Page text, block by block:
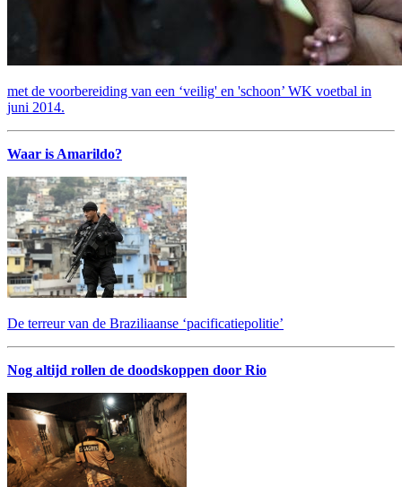
met de voorbereiding van een ‘veilig' en 'schoon’ WK voetbal in
juni 2014.
Waar is Amarildo?
De terreur van de Braziliaanse ‘pacificatiepolitie’
Nog altijd rollen de doodskoppen door Rio